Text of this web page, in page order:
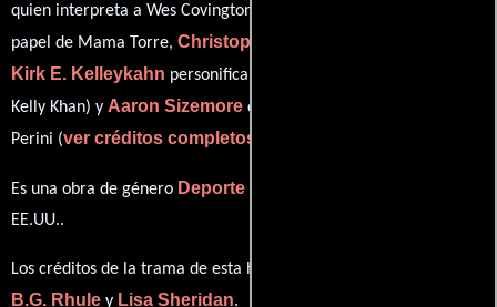
quien interpreta a Wes Covington,
papel de Mama Torre, Christopher Warren
Kirk E. Kelleykahn personificando a Felix Mantilla (as Kirk
Kelly Khan) y Aaron Sizemore desempeñando el papel de Lou
Perini (ver créditos completos
Es una obra de género Deporte
EE.UU..
Los créditos de la trama de esta historia están divididos entre
B.G. Rhule y Lisa Sheridan.